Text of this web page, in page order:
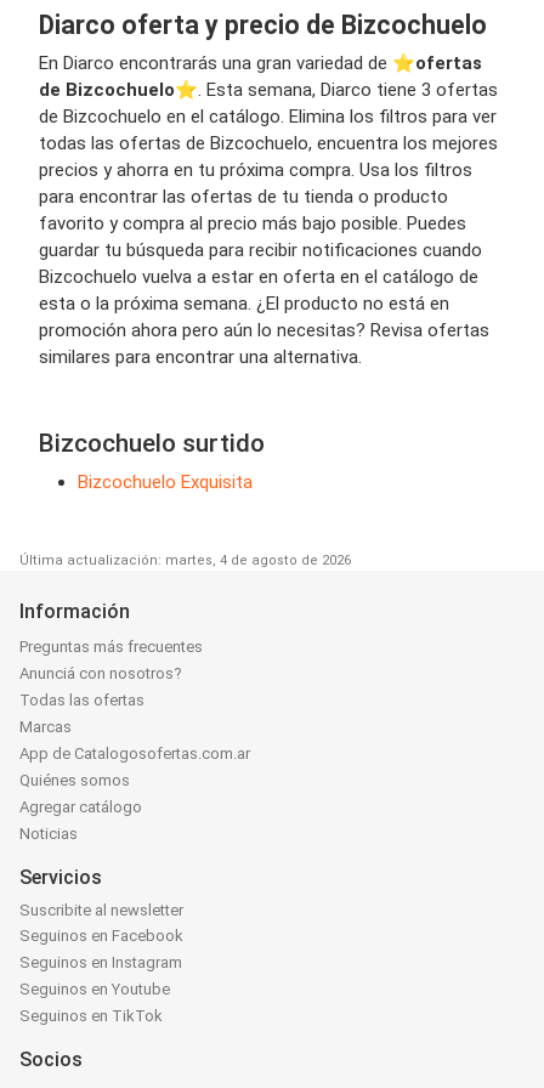
Diarco oferta y precio de Bizcochuelo
En Diarco encontrarás una gran variedad de ⭐️ofertas
de Bizcochuelo⭐️. Esta semana, Diarco tiene 3 ofertas
de Bizcochuelo en el catálogo. Elimina los filtros para ver
todas las ofertas de Bizcochuelo, encuentra los mejores
precios y ahorra en tu próxima compra. Usa los filtros
para encontrar las ofertas de tu tienda o producto
favorito y compra al precio más bajo posible. Puedes
guardar tu búsqueda para recibir notificaciones cuando
Bizcochuelo vuelva a estar en oferta en el catálogo de
esta o la próxima semana. ¿El producto no está en
promoción ahora pero aún lo necesitas? Revisa ofertas
similares para encontrar una alternativa.
Bizcochuelo surtido
Bizcochuelo Exquisita
Última actualización: martes, 4 de agosto de 2026
Información
Preguntas más frecuentes
Anunciá con nosotros?
Todas las ofertas
Marcas
App de Catalogosofertas.com.ar
Quiénes somos
Agregar catálogo
Noticias
Servicios
Suscribite al newsletter
Seguinos en Facebook
Seguinos en Instagram
Seguinos en Youtube
Seguinos en TikTok
Socios